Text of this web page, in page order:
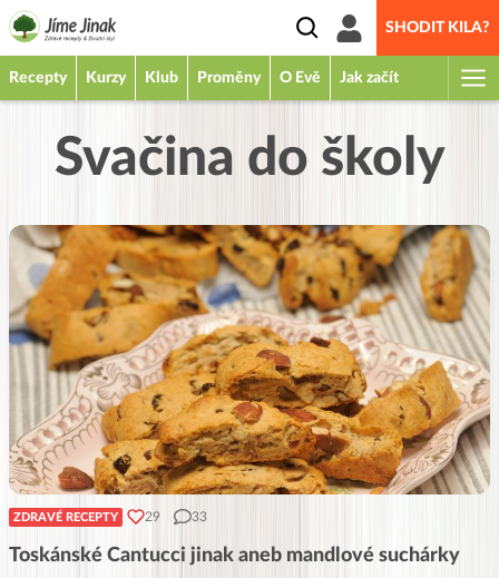
SHODIT KILA?
Recepty Kurzy Klub Proměny O Evě Jak začít
Svačina do školy
ZDRAVÉ RECEPTY 29 33
Toskánské Cantucci jinak aneb mandlové suchárky